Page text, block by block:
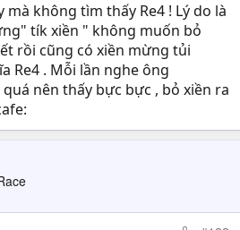
không tìm thấy Re4 ! Lý do là
tík xiền " không muốn bỏ
rồi cũng có xiền mừng tủi
Re4 . Mỗi lần nghe ông
quá nên thấy bực bực , bỏ xiền ra